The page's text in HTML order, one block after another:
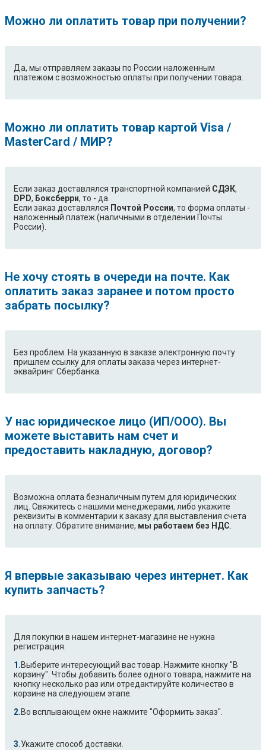
Vigor
Фея
Универсальна|я для любых
пылесосов с круглыми
диаметром 32 и 35 мм
Можно ли оплатить товар при получении?
Да, мы отправляем заказы по России наложенным
платежом с возможностью оплаты при получении товара.
Можно ли оплатить товар картой Visa /
MasterCard / МИР?
Если заказ доставлялся транспортной компанией СДЭК,
DPD, Боксберри, то - да.
Если заказ доставлялся Почтой России, то форма оплаты -
наложенный платеж (наличными в отделении Почты
России).
Не хочу стоять в очереди на почте. Как
оплатить заказ заранее и потом просто
забрать посылку?
Без проблем. На указанную в заказе электронную почту
пришлем ссылку для оплаты заказа через интернет-
эквайринг Сбербанка.
У нас юридическое лицо (ИП/ООО). Вы
можете выставить нам счет и
предоставить накладную, договор?
Возможна оплата безналичным путем для юридических
лиц. Свяжитесь с нашими менеджерами, либо укажите
реквизиты в комментарии к заказу для выставления счета
на оплату. Обратите внимание, мы работаем без НДС
Я впервые заказываю через интернет. Как
купить запчасть?
Для покупки в нашем интернет-магазине не нужна
регистрация.
Выберите интересующий вас товар. Нажмите кнопку "В
корзину". Чтобы добавить более одного товара, нажмите на
кнопку несколько раз или отредактируйте количество в
корзине на следуюшем этапе.
Во всплывающем окне нажмите "Оформить заказ".
Укажите способ доставки.